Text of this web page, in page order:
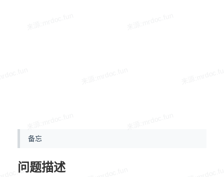
备忘
问题描述